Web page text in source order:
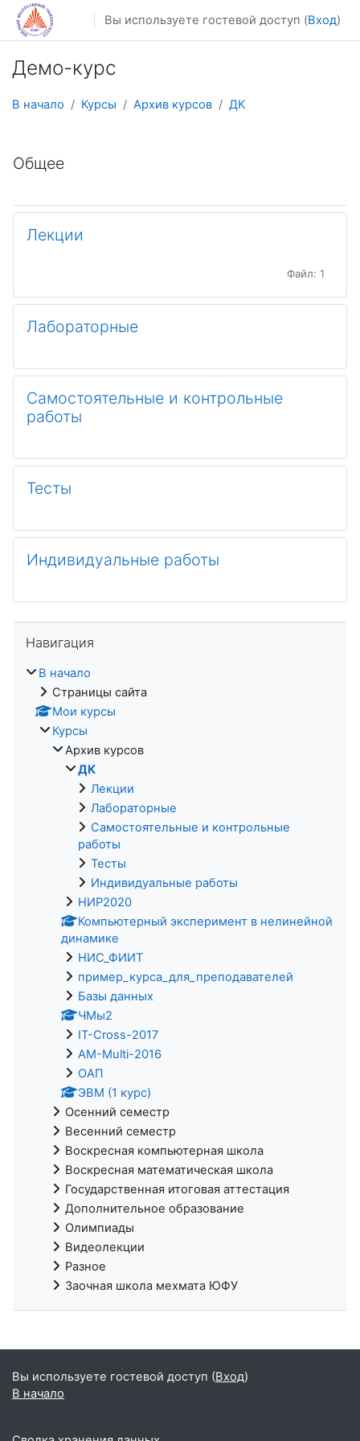
Перейти к основному содержанию
Вы используете гостевой доступ (Вход)
Демо-курс
В начало Курсы Архив курсов ДК
Общее
Лекции
Файл: 1
Лабораторные
Самостоятельные и контрольные
работы
Тесты
Индивидуальные работы
Навигация
В начало
Страницы сайта
Мои курсы
Курсы
Архив курсов
ДК
Лекции
Лабораторные
Самостоятельные и контрольные
работы
Тесты
Индивидуальные работы
НИР2020
Компьютерный эксперимент в нелинейной
динамике
НИС_ФИИТ
пример_курса_для_преподавателей
Базы данных
ЧМы2
IT-Cross-2017
AM-Multi-2016
ОАП
ЭВМ (1 курс)
Осенний семестр
Весенний семестр
Воскресная компьютерная школа
Воскресная математическая школа
Государственная итоговая аттестация
Дополнительное образование
Олимпиады
Видеолекции
Разное
Заочная школа мехмата ЮФУ
Вы используете гостевой доступ (Вход)
В начало